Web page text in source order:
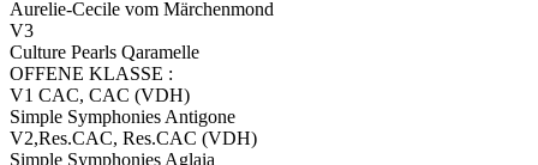
Aurelie-Cecile vom Märchenmond
V3
Culture Pearls Qaramelle
OFFENE KLASSE :
V1 CAC, CAC (VDH)
Simple Symphonies Antigone
V2,Res.CAC, Res.CAC (VDH)
Simple Symphonies Aglaia